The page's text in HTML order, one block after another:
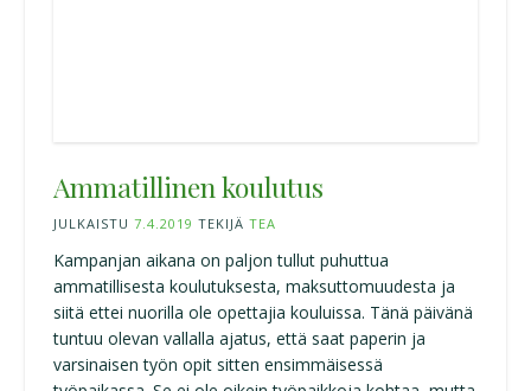
Ammatillinen koulutus
JULKAISTU 7.4.2019 TEKIJÄ TEA
Kampanjan aikana on paljon tullut puhuttua
ammatillisesta koulutuksesta, maksuttomuudesta ja
siitä ettei nuorilla ole opettajia kouluissa. Tänä päivänä
tuntuu olevan vallalla ajatus, että saat paperin ja
varsinaisen työn opit sitten ensimmäisessä